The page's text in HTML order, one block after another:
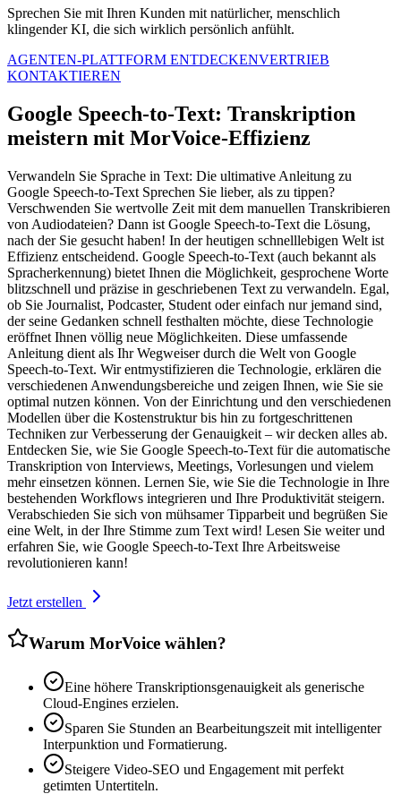
Sprechen Sie mit Ihren Kunden mit natürlicher, menschlich
klingender KI, die sich wirklich persönlich anfühlt.
AGENTEN-PLATTFORM ENTDECKENVERTRIEB
KONTAKTIEREN
Google Speech-to-Text: Transkription
meistern mit MorVoice-Effizienz
Verwandeln Sie Sprache in Text: Die ultimative Anleitung zu
Google Speech-to-Text Sprechen Sie lieber, als zu tippen?
Verschwenden Sie wertvolle Zeit mit dem manuellen Transkribieren
von Audiodateien? Dann ist Google Speech-to-Text die Lösung,
nach der Sie gesucht haben! In der heutigen schnelllebigen Welt ist
Effizienz entscheidend. Google Speech-to-Text (auch bekannt als
Spracherkennung) bietet Ihnen die Möglichkeit, gesprochene Worte
blitzschnell und präzise in geschriebenen Text zu verwandeln. Egal,
ob Sie Journalist, Podcaster, Student oder einfach nur jemand sind,
der seine Gedanken schnell festhalten möchte, diese Technologie
eröffnet Ihnen völlig neue Möglichkeiten. Diese umfassende
Anleitung dient als Ihr Wegweiser durch die Welt von Google
Speech-to-Text. Wir entmystifizieren die Technologie, erklären die
verschiedenen Anwendungsbereiche und zeigen Ihnen, wie Sie sie
optimal nutzen können. Von der Einrichtung und den verschiedenen
Modellen über die Kostenstruktur bis hin zu fortgeschrittenen
Techniken zur Verbesserung der Genauigkeit – wir decken alles ab.
Entdecken Sie, wie Sie Google Speech-to-Text für die automatische
Transkription von Interviews, Meetings, Vorlesungen und vielem
mehr einsetzen können. Lernen Sie, wie Sie die Technologie in Ihre
bestehenden Workflows integrieren und Ihre Produktivität steigern.
Verabschieden Sie sich von mühsamer Tipparbeit und begrüßen Sie
eine Welt, in der Ihre Stimme zum Text wird! Lesen Sie weiter und
erfahren Sie, wie Google Speech-to-Text Ihre Arbeitsweise
revolutionieren kann!
Jetzt erstellen
Warum MorVoice wählen?
Eine höhere Transkriptionsgenauigkeit als generische
Cloud-Engines erzielen.
Sparen Sie Stunden an Bearbeitungszeit mit intelligenter
Interpunktion und Formatierung.
Steigere Video-SEO und Engagement mit perfekt
getimten Untertiteln.